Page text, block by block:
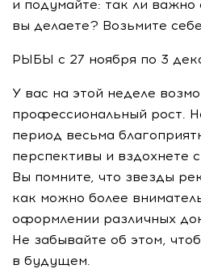
и подумайте: так ли важно
вы делаете? Возьмите
РЫБЫ с 27 ноября по 3
У вас на этой неделе
профессиональный рост.
период весьма
перспективы и вздохнете
Вы помните, что звезды
как можно более
оформлении различных
Не забывайте об этом,
в будущем.